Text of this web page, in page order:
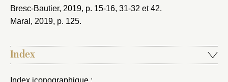
Bresc-Bautier, 2019, p. 15-16, 31-32 et 42.
Maral, 2019, p. 125.
Index